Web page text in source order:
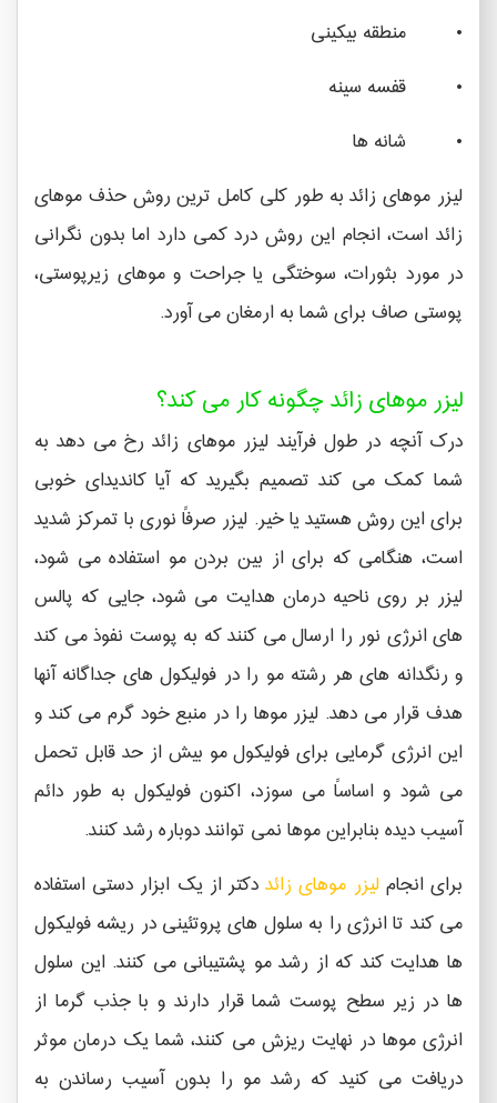
• منطقه بیکینی
• قفسه سینه
• شانه ها
لیزر موهای زائد به طور کلی کامل ترین روش حذف موهای
زائد است، انجام این روش درد کمی دارد اما بدون نگرانی
در مورد بثورات، سوختگی یا جراحت و موهای زیرپوستی،
پوستی صاف برای شما به ارمغان می آورد.
لیزر موهای زائد چگونه کار می کند؟
درک آنچه در طول فرآیند لیزر موهای زائد رخ می دهد به
شما کمک می کند تصمیم بگیرید که آیا کاندیدای خوبی
برای این روش هستید یا خیر. لیزر صرفاً نوری با تمرکز شدید
است، هنگامی که برای از بین بردن مو استفاده می شود،
لیزر بر روی ناحیه درمان هدایت می شود، جایی که پالس
های انرژی نور را ارسال می کنند که به پوست نفوذ می کند
و رنگدانه های هر رشته مو را در فولیکول های جداگانه آنها
هدف قرار می دهد. لیزر موها را در منبع خود گرم می کند و
این انرژی گرمایی برای فولیکول مو بیش از حد قابل تحمل
می شود و اساساً می سوزد، اکنون فولیکول به طور دائم
آسیب دیده بنابراین موها نمی توانند دوباره رشد کنند.
برای انجاملیزر موهای زائددکتر از یک ابزار دستی استفاده
می کند تا انرژی را به سلول های پروتئینی در ریشه فولیکول
ها هدایت کند که از رشد مو پشتیبانی می کنند. این سلول
ها در زیر سطح پوست شما قرار دارند و با جذب گرما از
انرژی موها در نهایت ریزش می کنند، شما یک درمان موثر
دریافت می کنید که رشد مو را بدون آسیب رساندن به